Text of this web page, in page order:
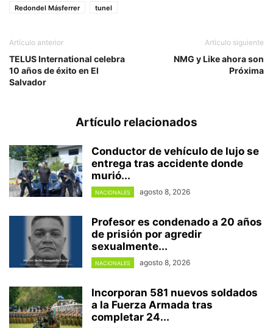
Redondel Másferrer
tunel
Artículo anterior
TELUS International celebra
10 años de éxito en El
Salvador
Artículo siguiente
NMG y Like ahora son
Próxima
Artículo relacionados
Conductor de vehículo de lujo se
entrega tras accidente donde
murió...
NACIONALES agosto 8, 2026
Profesor es condenado a 20 años
de prisión por agredir
sexualmente...
NACIONALES agosto 8, 2026
Incorporan 581 nuevos soldados
a la Fuerza Armada tras
completar 24...